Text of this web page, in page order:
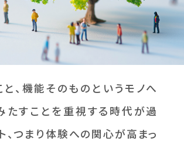
、機能そのものというモノへ
たすことを重視する時代が過
、つまり体験への関心が高まっ